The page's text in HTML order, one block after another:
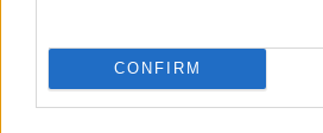
CONFIRM
Κόσμος|12.04.2022 07:43
Montserrat Caballé:
Ισπανίδα «la Superba»